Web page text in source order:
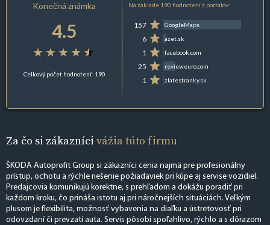
Konečná známka
4.5
Celkový počet hodnotení: 190
Na základe 190 hodnotení z portálov:
157 GoogleMaps
6 azet.sk
1 facebook.com
25 revieweuro.com
1 zlatestranky.sk
Za čo si zákazníci vážia túto firmu
ŠKODA Autoprofit Group si zákazníci cenia najmä pre profesionálny
prístup, ochotu a rýchle riešenie požiadaviek pri kúpe aj servise vozidiel.
Predajcovia komunikujú korektne, s prehľadom a dokážu poradiť pri
každom kroku, čo prináša istotu aj pri náročnejších situáciách. Veľkým
plusom je flexibilita, možnosť vybavenia na diaľku a ústretovosť pri
odovzdaní či prevzatí auta. Servis pôsobí spoľahlivo, rýchlo a s dôrazom